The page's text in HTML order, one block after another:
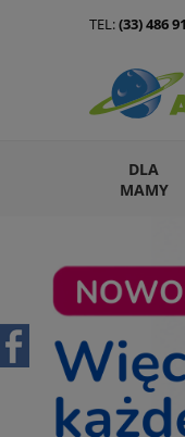
DLA
MAMY
TEL:(33) 486